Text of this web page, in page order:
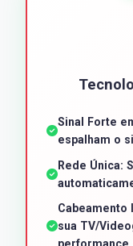
Sinal Forte
espalham o
Rede Única:
Cabeamento
sua TV/